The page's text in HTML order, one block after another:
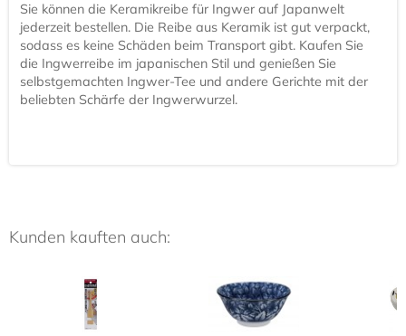
Sie können die Keramikreibe für Ingwer auf Japanwelt
jederzeit bestellen. Die Reibe aus Keramik ist gut verpackt,
sodass es keine Schäden beim Transport gibt. Kaufen Sie
die Ingwerreibe im japanischen Stil und genießen Sie
selbstgemachten Ingwer-Tee und andere Gerichte mit der
beliebten Schärfe der Ingwerwurzel.
Kunden kauften auch: